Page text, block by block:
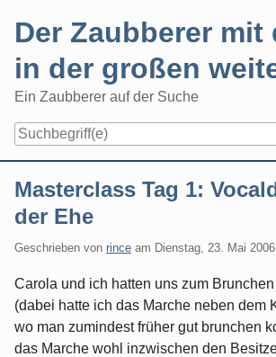
Der Zaubberer mit
in der großen
Ein Zaubberer auf der Suche
Masterclass Tag 1:
der Ehe
Geschrieben von rince am Dienstag, 23. Mai 2006
Carola und ich hatten uns zum
(dabei hatte ich das Marche neben dem
wo man zumindest früher gut brunchen
das Marche wohl inzwischen den